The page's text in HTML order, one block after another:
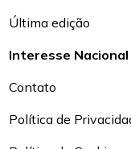
Última edição
Interesse Nacional
Contato
Política de